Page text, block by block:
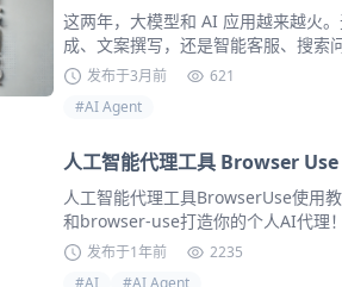
这两年，大模型和 AI 应用越来越火
成、文案撰写，还是智能客服、搜索
环节：**如何让模型准确理解你的意
果**。
发布于3月前
621
#AI Agent
人工智能代理工具 Browser
人工智能代理工具BrowserUse使用
和browser-use打造你的个人AI代理
发布于1年前
2235
#AI #AI Agent